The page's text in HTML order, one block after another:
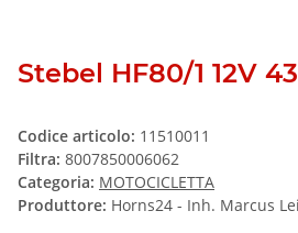
Stebel HF80/1 12V
Codice articolo: 11510011
Filtra: 8007850006062
Categoria: MOTOCICLETTA
Produttore: Horns24 - Inh. Marcus